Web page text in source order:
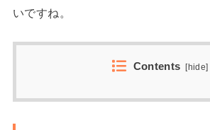
いですね。
Contents [hide]